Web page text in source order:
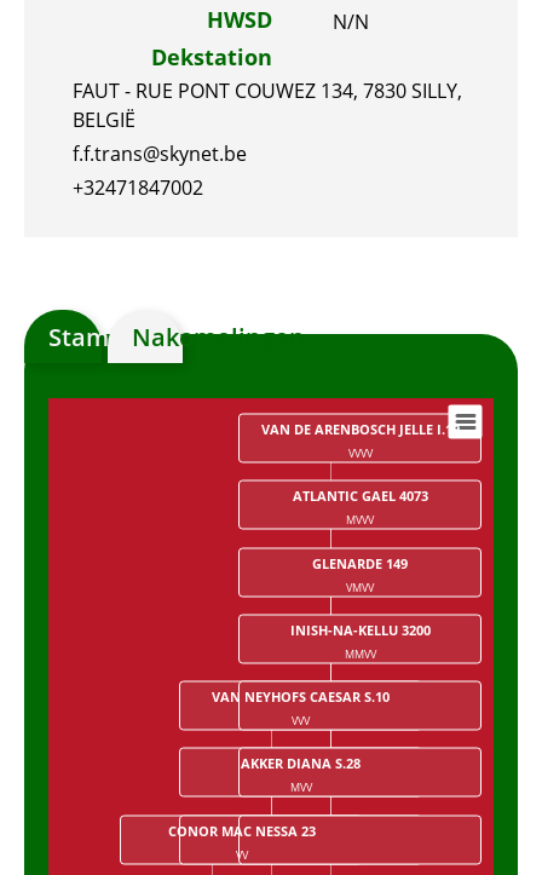
HWSD N/N
Dekstation
FAUT - RUE PONT COUWEZ 134, 7830 SILLY,
BELGIË
f.f.trans@skynet.be
+32471847002
StamboomNakomelingen
Chart with 28 data points.
CONOR MAC NESSA 23
VV
VAN NEYHOFS CAESAR S.10
VVV
AKKER DIANA S.28
MVV
COOSHEEN FINN 381
VAN DE ARENBOSCH JELLE I.19
VVVV
ATLANTIC GAEL 4073
MVVV
GLENARDE 149
VMVV
INISH-NA-KELLU 3200
MMVV
CARNA BOBBY 79
FINOLA OF LEAM 3036
WESTSIDE FRED 837